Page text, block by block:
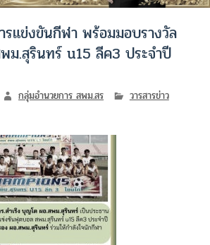
รแข่งขันกีฬา พร้อมมอบรางวัล
ม.สุรินทร์ u15 ลีค3 ประจำปี
กลุ่มอำนวยการ สพม.สร
วารสารข่าว